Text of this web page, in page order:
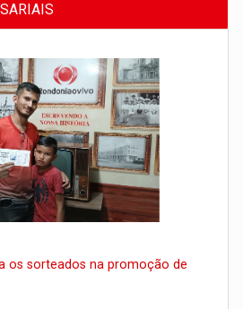
os sorteados na promoção de